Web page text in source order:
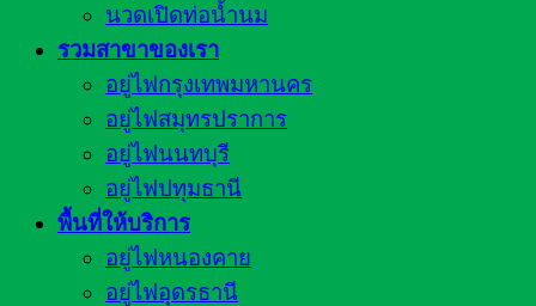
นวดเปิดท่อน้ำนม
รวมสาขาของเรา
อยู่ไฟกรุงเทพมหานคร
อยู่ไฟสมุทรปราการ
อยู่ไฟนนทบุรี
อยู่ไฟปทุมธานี
พื้นที่ให้บริการ
อยู่ไฟหนองคาย
อยู่ไฟอุดรธานี